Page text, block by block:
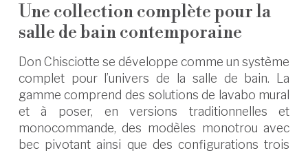
Une collection complète pour la
salle de bain contemporaine
Don Chisciotte se développe comme un système
complet pour l’univers de la salle de bain. La
gamme comprend des solutions de lavabo mural
et à poser, en versions traditionnelles et
monocommande, des modèles monotrou avec
bec pivotant ainsi que des configurations trois